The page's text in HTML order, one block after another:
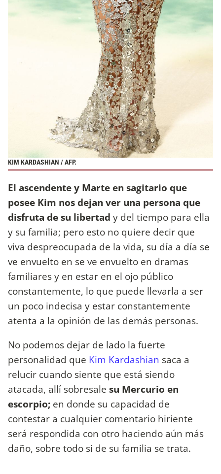
KIM KARDASHIAN / AFP.
El ascendente y Marte en sagitario que
posee Kim nos dejan ver una persona que
disfruta de su libertad y del tiempo para ella
y su familia; pero esto no quiere decir que
viva despreocupada de la vida, su día a día se
ve envuelto en se ve envuelto en dramas
familiares y en estar en el ojo público
constantemente, lo que puede llevarla a ser
un poco indecisa y estar constantemente
atenta a la opinión de las demás personas.
No podemos dejar de lado la fuerte
personalidad que Kim Kardashian saca a
relucir cuando siente que está siendo
atacada, allí sobresale su Mercurio en
escorpio; en donde su capacidad de
contestar a cualquier comentario hiriente
será respondida con otro haciendo aún más
daño, sobre todo si de su familia se trata.